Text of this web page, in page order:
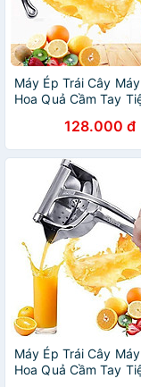
Máy Ép Trái Cây
Hoa Quả Cầm Tay
128.000 đ
Máy Ép Trái Cây
Hoa Quả Cầm Tay